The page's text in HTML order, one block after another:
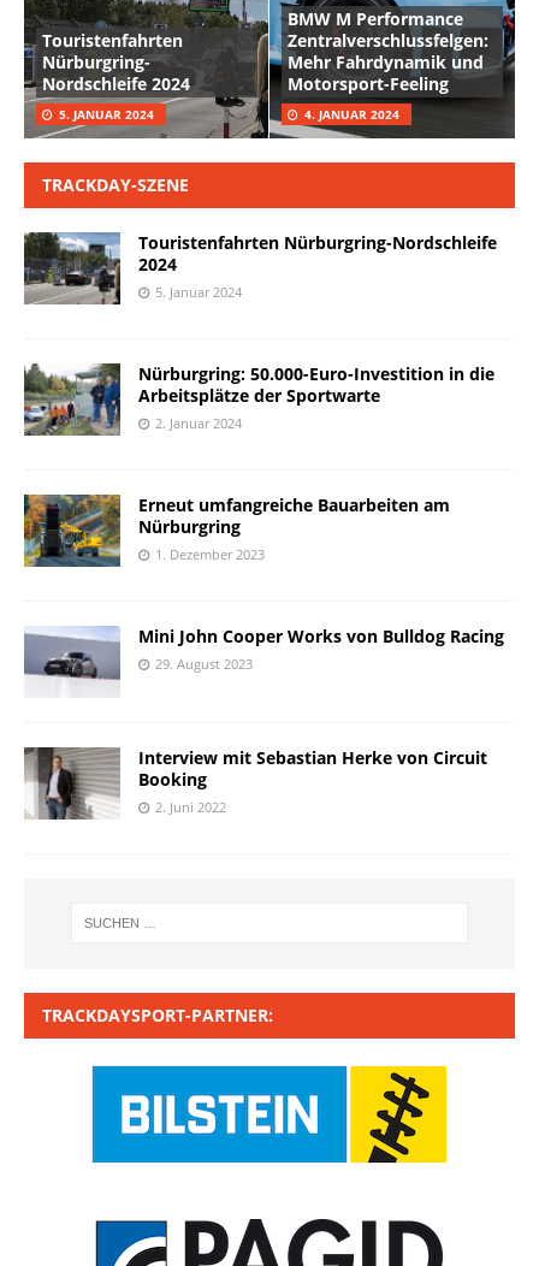
Touristenfahrten
Nürburgring-
Nordschleife 2024
5. JANUAR 2024
BMW M Performance
Zentralverschlussfelgen:
Mehr Fahrdynamik und
Motorsport-Feeling
4. JANUAR 2024
TRACKDAY-SZENE
Touristenfahrten Nürburgring-Nordschleife
2024
5. Januar 2024
Nürburgring: 50.000-Euro-Investition in die
Arbeitsplätze der Sportwarte
2. Januar 2024
Erneut umfangreiche Bauarbeiten am
Nürburgring
1. Dezember 2023
Mini John Cooper Works von Bulldog Racing
29. August 2023
Interview mit Sebastian Herke von Circuit
Booking
2. Juni 2022
TRACKDAYSPORT-PARTNER: